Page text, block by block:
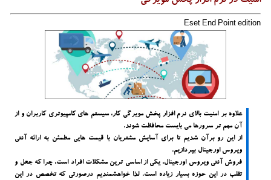
Eset End Point edition
علاوه بر امنیت بالای نرم افزار پخش مویرگی کار، سیستم های کامپیوتری کاربران و از
آن مهم تر سرورها می بایست محافظت شوند.
از این رو برآن شدیم تا برای آسایش مشتریان با قیمت هایی مطمئن به ارائه آنتی
ویروس اورجینال بپردازیم.
فروش آنتی ویروس اورجینال، یکی از اساسی ترین مشکلات افراد است، چرا که جعل و
تقلب در این حوزه بسیار زیاده است. لذا خواهشمندیم درصورتی که تخصص در این